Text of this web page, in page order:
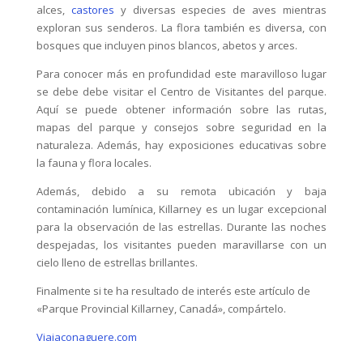
alces, castores y diversas especies de aves mientras
exploran sus senderos. La flora también es diversa, con
bosques que incluyen pinos blancos, abetos y arces.
Para conocer más en profundidad este maravilloso lugar
se debe debe visitar el Centro de Visitantes del parque.
Aquí se puede obtener información sobre las rutas,
mapas del parque y consejos sobre seguridad en la
naturaleza. Además, hay exposiciones educativas sobre
la fauna y flora locales.
Además, debido a su remota ubicación y baja
contaminación lumínica, Killarney es un lugar excepcional
para la observación de las estrellas. Durante las noches
despejadas, los visitantes pueden maravillarse con un
cielo lleno de estrellas brillantes.
Finalmente si te ha resultado de interés este artículo de
«Parque Provincial Killarney, Canadá», compártelo.
Viajaconaguere.com